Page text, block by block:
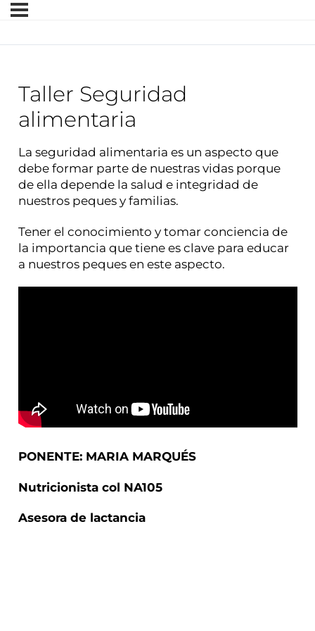
Taller Seguridad
alimentaria
La seguridad alimentaria es un aspecto que
debe formar parte de nuestras vidas porque
de ella depende la salud e integridad de
nuestros peques y familias.
Tener el conocimiento y tomar conciencia de
la importancia que tiene es clave para educar
a nuestros peques en este aspecto.
PONENTE: MARIA MARQUÉS
Nutricionista col NA105
Asesora de lactancia